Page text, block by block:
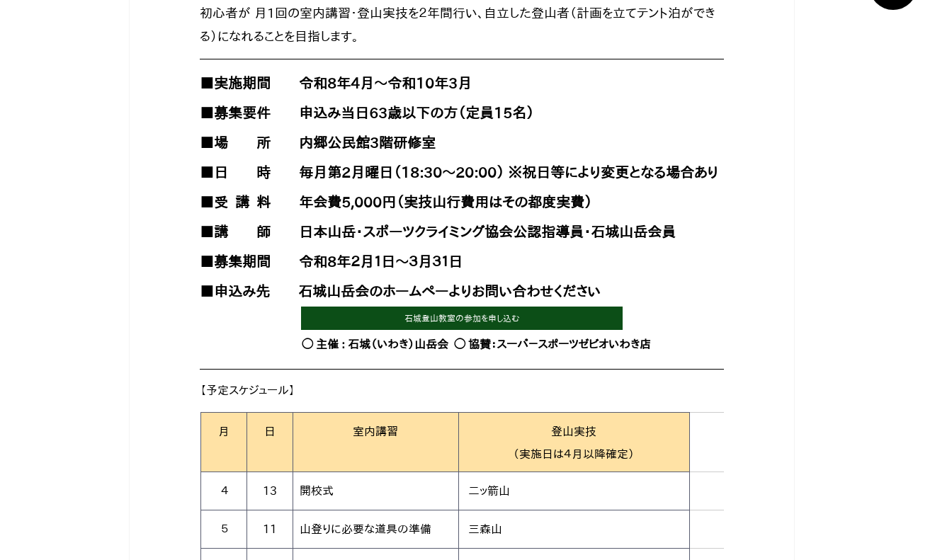
初心者が 月1回の室内講習・登山実技を２年間行い、自立した登山者（計画を立てテント泊ができ
る）になれることを目指します。
■実施期間　　令和8年4月～令和10年3月
■募集要件　　申込み当日63歳以下の方（定員15名）
■場　　所　　内郷公民館3階研修室
■日　　時　　毎月第2月曜日（18:30～20:00） ※祝日等により変更となる場合あり
■受  講  料　　年会費5,000円（実技山行費用はその都度実費）
■講　　師　　日本山岳・スポーツクライミング協会公認指導員・石城山岳会員
■募集期間　　令和8年２月１日～３月３１日
■ 申込み先 石城山岳会のホームペーよりお問い合わせください
石城登山教室の参加を申し込む
◯ 主催 : 石城（いわき）山岳会 ◯ 協賛：スーパ－スポーツゼビオいわき店
【予定スケジュール】
月 日 室内講習
登山実技
（実施日は４月以降確定）
４ 13 開校式 二ッ箭山
５ 11 山登りに必要な道具の準備 三森山